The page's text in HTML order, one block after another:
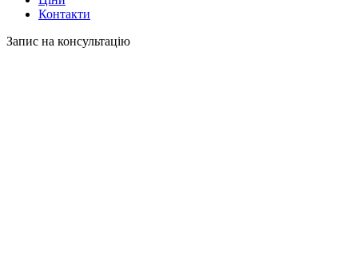
Контакти
Запис на консультацію